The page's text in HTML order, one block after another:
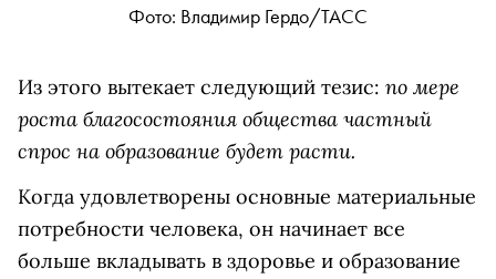
Фото: Владимир Гердо/ТАСС
Из этого вытекает следующий тезис: по мере
роста благосостояния общества частный
спрос на образование будет расти.
Когда удовлетворены основные материальные
потребности человека, он начинает все
больше вкладывать в здоровье и образование